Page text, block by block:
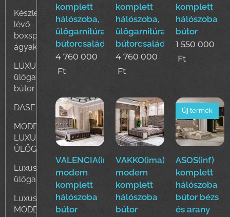
Készleten
lévő
boxspring
ágyak
LUXUS
ülőgarnitúra
bútor
DASE
MODERN
LUXUS
ÜLŐGARNITÚRÁK
Luxus
ülőgarnitúrák
Luxus
MODERN
komplett
hálószoba,
ülőgarnitúra,étkező
bútorcsalád!
4 760 000
Ft
komplett
hálószoba,
ülőgarnitúra,étkező
bútorcsalád!
4 760 000
Ft
komplett
hálószoba
bútor
1 550 000
Ft
VALENCIA(ima)Luxus
modern
komplett
hálószoba
bútor
VAKKO(ima)Luxus
modern
komplett
hálószoba
bútor
ASOS(inf)
komplett
hálószoba
bútor bézs
és arany
Új termék